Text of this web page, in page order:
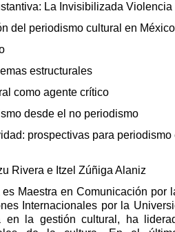
La Invisibilizada
del periodismo cultural en México
estructurales
como agente crítico
desde el no periodismo
prospectivas para periodismo
Rivera e Itzel Zúñiga Alaniz
es Maestra en Comunicación por
Internacionales por la
en la gestión cultural, ha